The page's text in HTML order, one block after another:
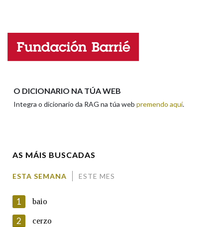
LIMPAR
Nome
O DICIONARIO NA TÚA WEB
Integra o dicionario da RAG na túa web premendo aquí.
AS MÁIS BUSCADAS
ESTA SEMANA ESTE MES
1 baio
2 cerzo